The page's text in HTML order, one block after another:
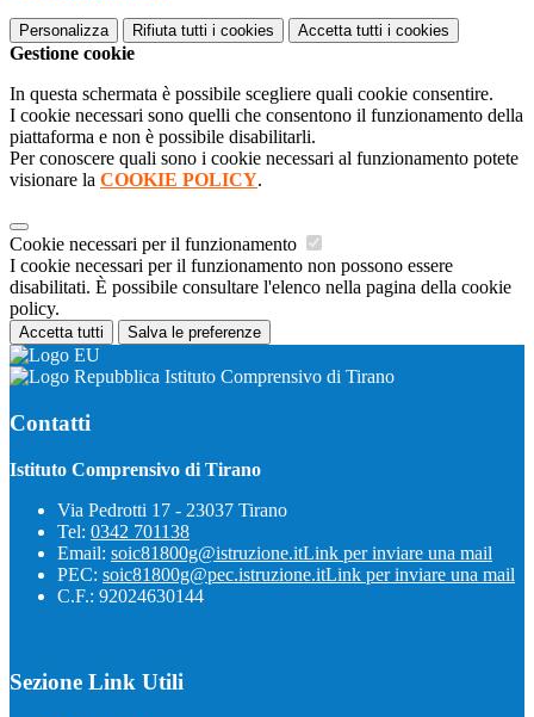
Personalizza Rifiuta tutti i cookies Accetta tutti i cookies
Gestione cookie
In questa schermata è possibile scegliere quali cookie consentire.
I cookie necessari sono quelli che consentono il funzionamento della
piattaforma e non è possibile disabilitarli.
Per conoscere quali sono i cookie necessari al funzionamento potete
visionare la COOKIE POLICY.
Cookie necessari per il funzionamento
I cookie necessari per il funzionamento non possono essere
disabilitati. È possibile consultare l'elenco nella pagina della cookie
policy.
Accetta tutti Salva le preferenze
Istituto Comprensivo di Tirano
Contatti
Istituto Comprensivo di Tirano
Via Pedrotti 17 - 23037 Tirano
Tel: 0342 701138
Email: soic81800g@istruzione.itLink per inviare una mail
PEC: soic81800g@pec.istruzione.itLink per inviare una mail
C.F.: 92024630144
Sezione Link Utili